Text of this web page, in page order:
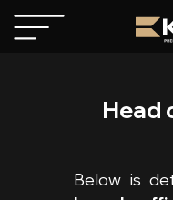
Skip
to
Head
Below is